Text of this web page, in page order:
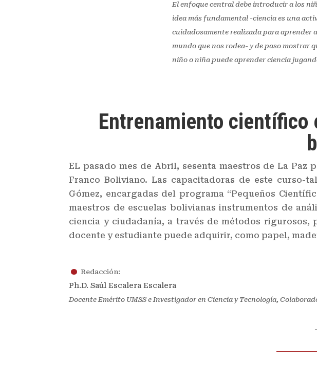
El enfoque central debe introducir a los
idea más fundamental -ciencia es una
cuidadosamente realizada para aprender
mundo que nos rodea- y de paso mostrar
niño o niña puede aprender ciencia
Entrenamiento científico
EL pasado mes de Abril, sesenta maestros de La
Franco Boliviano. Las capacitadoras de este curso-
Gómez, encargadas del programa “Pequeños
maestros de escuelas bolivianas instrumentos de
ciencia y ciudadanía, a través de métodos
docente y estudiante puede adquirir, como papel,
. Redacción:
Ph.D. Saúl Escalera Escalera
Docente Emérito UMSS e Investigador en Ciencia y Tecnología,